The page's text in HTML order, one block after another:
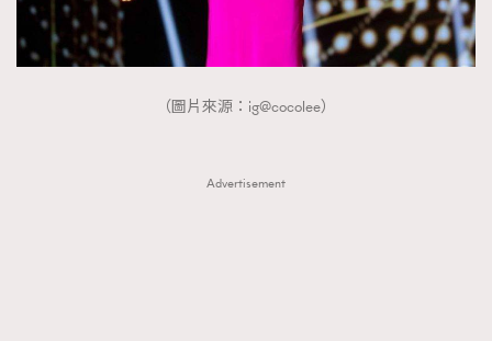
（圖片來源：ig@cocolee）
Advertisement